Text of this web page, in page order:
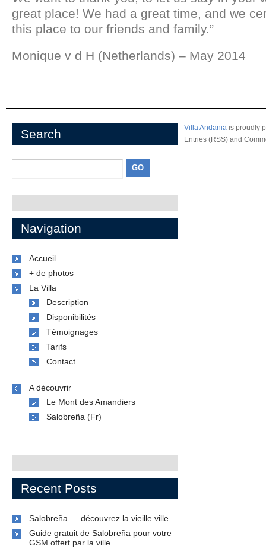
great place! We had a great time, and we
this place to our friends and family.”
Monique v d H (Netherlands) – May 2014
Search
Navigation
Accueil
+ de photos
La Villa
Description
Disponibilités
Témoignages
Tarifs
Contact
A découvrir
Le Mont des Amandiers
Salobreña (Fr)
Recent Posts
Salobreña … découvrez la vieille ville
Guide gratuit de Salobreña pour votre
GSM offert par la ville
Villa Andania is proudly
Entries (RSS) and